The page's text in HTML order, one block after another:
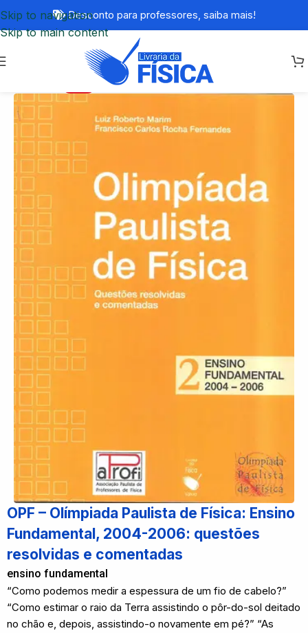
Skip to navigation
Skip to main content
Desconto para professores, saiba mais!
OPF – Olímpiada Paulista de Física: Ensino
Fundamental, 2004-2006: questões
resolvidas e comentadas
ensino fundamental
“Como podemos medir a espessura de um fio de cabelo?”
“Como estimar o raio da Terra assistindo o pôr-do-sol deitado
no chão e, depois, assistindo-o novamente em pé?” “As